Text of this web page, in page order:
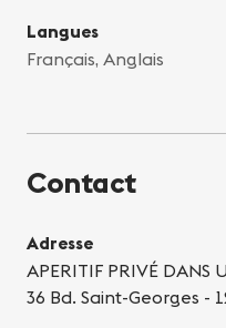
Langues
Français, Anglais
Contact
Adresse
APERITIF PRIVÉ DANS
36 Bd. Saint-Georges -